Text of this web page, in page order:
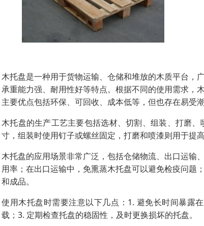
木托盘是一种用于货物运输、仓储和堆放的木质平台，
承重能力强、耐用性好等特点。根据不同的使用需求，
主要优点包括环保、可回收、成本低等，但也存在易受
木托盘的生产工艺主要包括选材、切割、组装、打磨
寸，组装时使用钉子或螺丝固定，打磨和喷漆则用于提
木托盘的应用场景非常广泛，包括仓储物流、出口运输
用率；在出口运输中，免熏蒸木托盘可以避免检疫问题
和成品。
使用木托盘时需要注意以下几点：1. 避免长时间暴露
载；3. 定期检查托盘的稳固性，及时更换损坏的托盘。